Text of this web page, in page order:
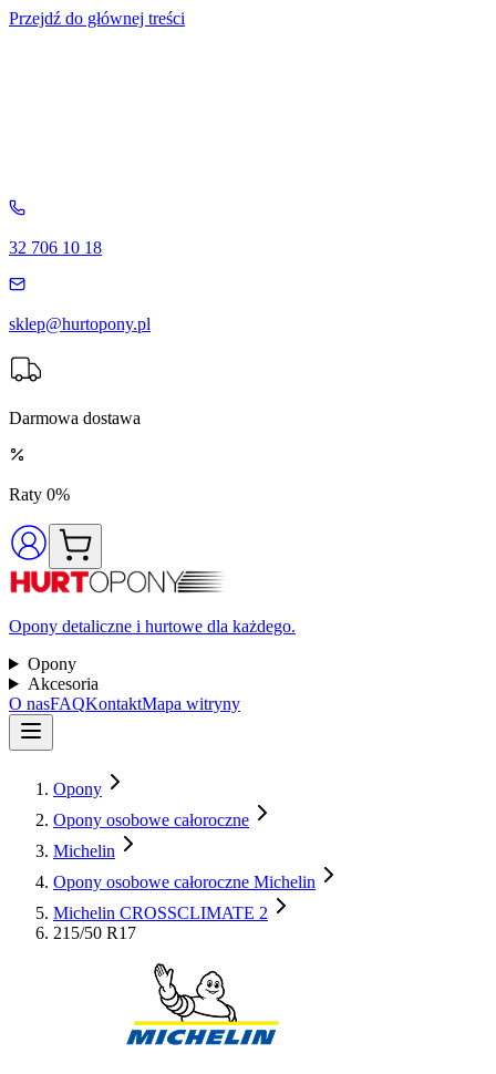
Przejdź do głównej treści
32 706 10 18
sklep@hurtopony.pl
Darmowa dostawa
Raty 0%
Opony detaliczne i hurtowe dla każdego.
Opony
Akcesoria
O nasFAQKontaktMapa witryny
Opony
Opony osobowe całoroczne
Michelin
Opony osobowe całoroczne Michelin
Michelin CROSSCLIMATE 2
215/50 R17